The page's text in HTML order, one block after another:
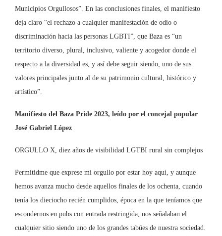
Municipios Orgullosos”. En las conclusiones finales, el manifiesto
deja claro “el rechazo a cualquier manifestación de odio o
discriminación hacia las personas LGBTI”, que Baza es “un
territorio diverso, plural, inclusivo, valiente y acogedor donde el
respecto a la diversidad es, y así debe seguir siendo, uno de sus
valores principales junto al de su patrimonio cultural, histórico y
artístico”.
Manifiesto del Baza Pride 2023, leído por el concejal popular
José Gabriel López
ORGULLO X, diez años de visibilidad LGTBI rural sin complejos
Permitidme que exprese mi orgullo por estar hoy aquí, y aunque
hemos avanza mucho desde aquellos finales de los ochenta, cuando
tenía los dieciocho recién cumplidos, época en la que teníamos que
escondernos en pubs con entrada restringida, nos señalaban el
cualquier sitio siendo uno de los grandes tabúes de nuestra sociedad.